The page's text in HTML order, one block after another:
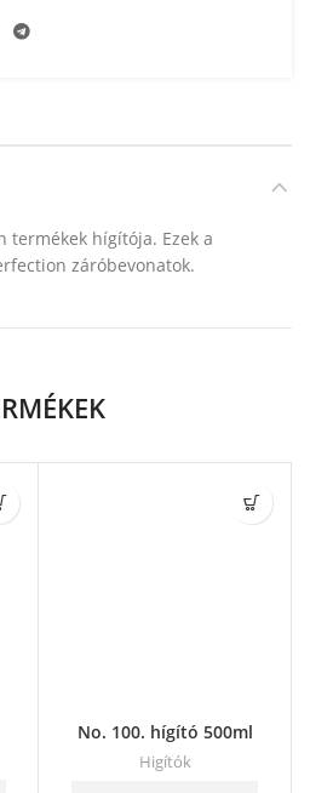
hígítója. Ezek a
záróbevonatok.
No. 100. hígító 500ml
Higítók